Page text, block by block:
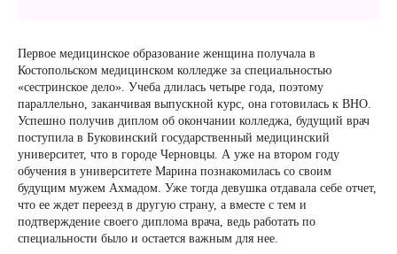
Первое медицинское образование женщина получала в
Костопольском медицинском колледже за специальностью
«сестринское дело». Учеба длилась четыре года, поэтому
параллельно, заканчивая выпускной курс, она готовилась к ВНО.
Успешно получив диплом об окончании колледжа, будущий врач
поступила в Буковинский государственный медицинский
университет, что в городе Черновцы. А уже на втором году
обучения в университете Марина познакомилась со своим
будущим мужем Ахмадом. Уже тогда девушка отдавала себе отчет,
что ее ждет переезд в другую страну, а вместе с тем и
подтверждение своего диплома врача, ведь работать по
специальности было и остается важным для нее.